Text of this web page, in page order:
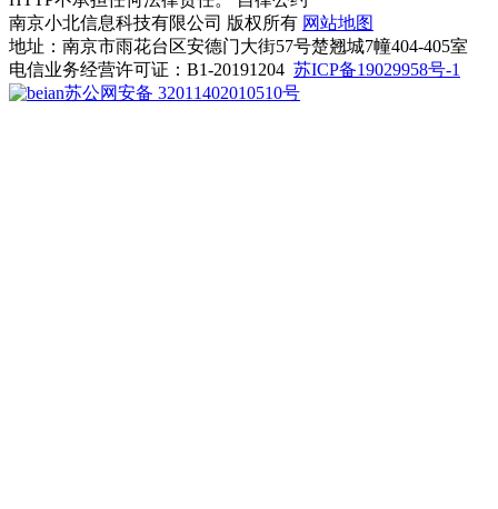
南京小北信息科技有限公司 版权所有 网站地图
地址：南京市雨花台区安德门大街57号楚翘城7幢404-405室
电信业务经营许可证：B1-20191204 苏ICP备19029958号-1
苏公网安备 32011402010510号